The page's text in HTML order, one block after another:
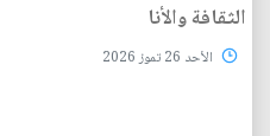
الثقافة والأنا
الأحد 26 تموز 2026